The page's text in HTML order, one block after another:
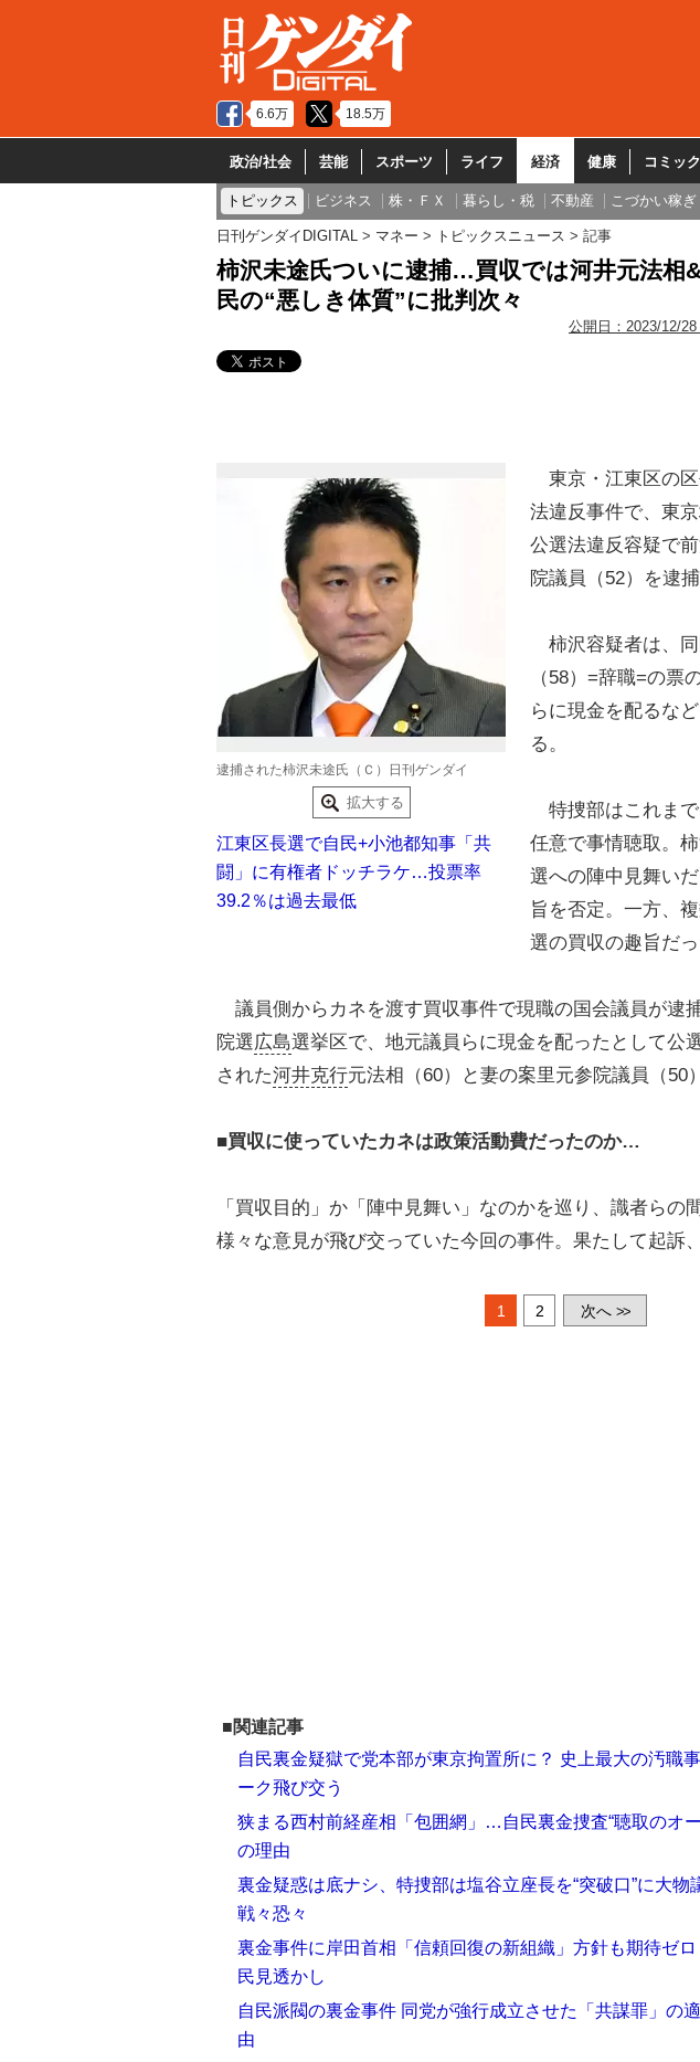
6.6万 18.5万
政治/社会 芸能 スポーツ ライフ 経済 健康 コミック
トピックス ビジネス 株・ＦＸ 暮らし・税 不動産 こづかい稼ぎ
日刊ゲンダイDIGITAL マネー トピックスニュース 記事
柿沢未途氏ついに逮捕…買収では河井元法相
民の“悪しき体質”に批判次々
公開日： 2023/12/
逮捕された柿沢未途氏（Ｃ）日刊ゲンダイ
拡大する
江東区長選で自民+小池都知事「共
闘」に有権者ドッチラケ…投票率
39.2％は過去最低
東京・江東区の
法違反事件で、東
公選法違反容疑で前
院議員（52）を逮捕
柿沢容疑者は、
（58）=辞職=の票
らに現金を配るな
る。
特捜部はこれまで
任意で事情聴取。
選への陣中見舞い
旨を否定。一方、
選の買収の趣旨だ
議員側からカネを渡す買収事件で現職の国会議員が逮
院選広島選挙区で、地元議員らに現金を配ったとして公
された河井克行元法相（60）と妻の案里元参院議員（50
■買収に使っていたカネは政策活動費だったのか…
「買収目的」か「陣中見舞い」なのかを巡り、識者らの
様々な意見が飛び交っていた今回の事件。果たして起訴
1 2 次へ >>
■関連記事
自民裏金疑獄で党本部が東京拘置所に？ 史上最大の汚職
ーク飛び交う
狭まる西村前経産相「包囲網」…自民裏金捜査“聴取のオ
の理由
裏金疑惑は底ナシ、特捜部は塩谷立座長を“突破口”に大
戦々恐々
裏金事件に岸田首相「信頼回復の新組織」方針も期待ゼ
民見透かし
自民派閥の裏金事件 同党が強行成立させた「共謀罪」の
由